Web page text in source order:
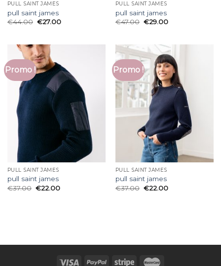
PULL SAINT JAMES
pull saint james
€44.00 €27.00
PULL SAINT JAMES
pull saint james
€47.00 €29.00
Promo !
PULL SAINT JAMES
pull saint james
€37.00 €22.00
Promo !
PULL SAINT JAMES
pull saint james
€37.00 €22.00